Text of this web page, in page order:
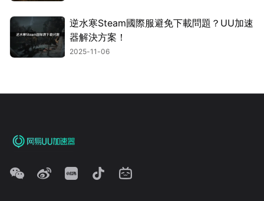
逆水寒Steam國際服避免下載問題？UU加速
器解決方案！
2025-11-06